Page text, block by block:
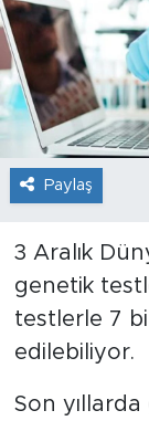
Paylaş
3 Aralık
genetik
testlerle 7
edilebiliyor.
Son yıllarda
Spor
Teknoloji